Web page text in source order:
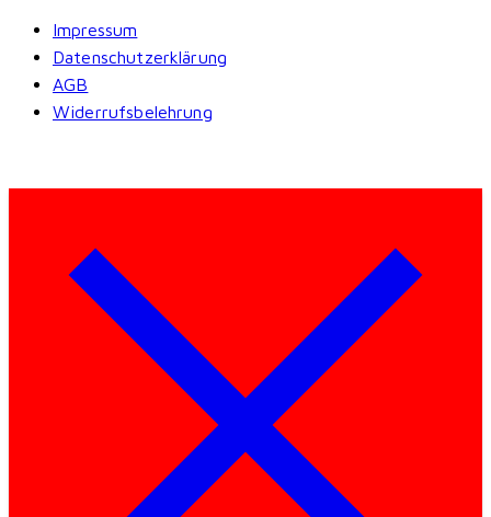
Impressum
Datenschutzerklärung
AGB
Widerrufsbelehrung